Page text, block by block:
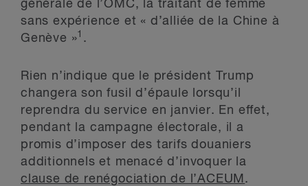
générale de l’OMC, la traitant de femme
sans expérience et « d’alliée de la Chine à
Genève »1 .
Rien n’indique que le président Trump
changera son fusil d’épaule lorsqu’il
reprendra du service en janvier. En effet,
pendant la campagne électorale, il a
promis d’imposer des tarifs douaniers
additionnels et menacé d’invoquer la
clause de renégociation de l’ACEUM .